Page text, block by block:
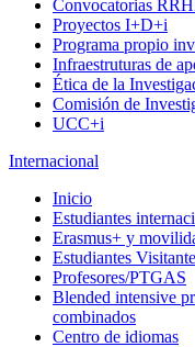
Convocatorias
Proyectos I+D+i
Programa propio
Infraestruturas de
Ética de la
Comisión de
UCC+i
Internacional
Inicio
Estudiantes
Erasmus+ y
Estudiantes
Profesores/PTGAS
Blended intensive
combinados
Centro de idiomas